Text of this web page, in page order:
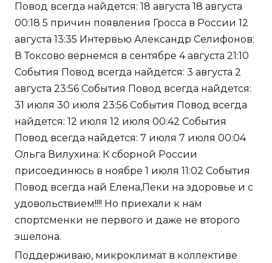
Повод всегда найдется: 18 августа 18 августа
00:18 5 причин появления Гросса в России 12
августа 13:35 Интервью Александр Селифонов:
В Токсово вернемся в сентябре 4 августа 21:10
События Повод всегда найдется: 3 августа 2
августа 23:56 События Повод всегда найдется:
31 июля 30 июля 23:56 События Повод всегда
найдется: 12 июля 12 июля 00:42 События
Повод всегда найдется: 7 июля 7 июля 00:04
Ольга Вилухина: К сборной России
присоединюсь в ноябре 1 июля 11:02 События
Повод всегда най Елена,Пеки на здоровье и с
удовольствием!!!! Но приехали к нам
спортсменки не первого и даже не второго
эшелона.
Поддерживаю, микроклимат в коллективе